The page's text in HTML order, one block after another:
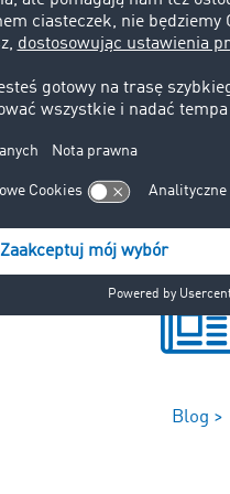
przedsiębiorstwo
nie jest zarejestrowane.
Mobilności. Zgodnie
Blog >